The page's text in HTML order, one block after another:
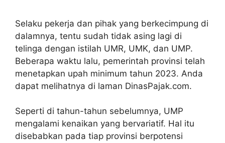
Selaku pekerja dan pihak yang berkecimpung di
dalamnya, tentu sudah tidak asing lagi di
telinga dengan istilah UMR, UMK, dan UMP.
Beberapa waktu lalu, pemerintah provinsi telah
menetapkan upah minimum tahun 2023. Anda
dapat melihatnya di laman DinasPajak.com.
Seperti di tahun-tahun sebelumnya, UMP
mengalami kenaikan yang bervariatif. Hal itu
disebabkan pada tiap provinsi berpotensi